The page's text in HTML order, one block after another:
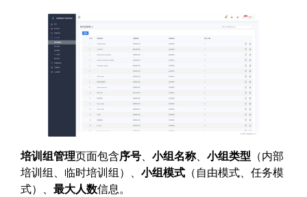
培训组管理页面包含序号、 小组名称、 小组类型 （内部
培训组、临时培训组）、 小组模式 （自由模式、任务模
式）、 最大人数信息。